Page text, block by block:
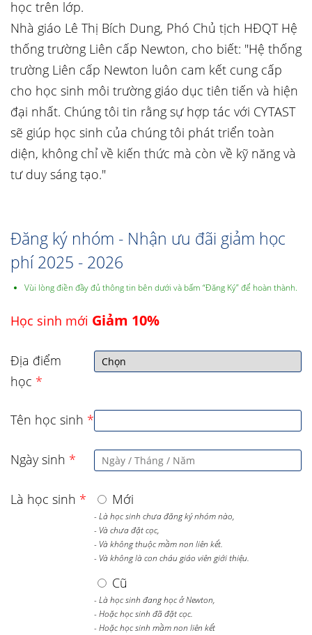
học trên lớp.
Nhà giáo Lê Thị Bích Dung, Phó Chủ tịch HĐQT Hệ
thống trường Liên cấp Newton, cho biết: "Hệ thống
trường Liên cấp Newton luôn cam kết cung cấp
cho học sinh môi trường giáo dục tiên tiến và hiện
đại nhất. Chúng tôi tin rằng sự hợp tác với CYTAST
sẽ giúp học sinh của chúng tôi phát triển toàn
diện, không chỉ về kiến thức mà còn về kỹ năng và
tư duy sáng tạo."
Đăng ký nhóm - Nhận ưu đãi giảm học
phí 2025 - 2026
Vùi lòng điền đầy đủ thông tin bên dưới và bấm “Đăng Ký” để hoàn thành.
Học sinh mới Giảm 10%
Địa điểm
học *
Tên học sinh *
Ngày sinh *
Là học sinh * Mới
- Là học sinh chưa đăng ký nhóm nào,
- Và chưa đặt cọc,
- Và không thuộc mầm non liên kết.
- Và không là con cháu giáo viên giới thiệu.
Cũ
- Là học sinh đang học ở Newton,
- Hoặc học sinh đã đặt cọc.
- Hoặc học sinh mầm non liên kết